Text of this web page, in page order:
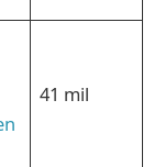
41 mil